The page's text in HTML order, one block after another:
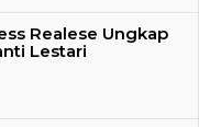
Realese Ungkap
Lestari